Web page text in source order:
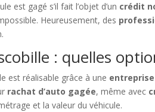
est gagé s’il fait l’objet d’un crédit
Heureusement, des
: quelles
est réalisable grâce à une
rachat d’auto gagée, même avec
et la valeur du véhicule.